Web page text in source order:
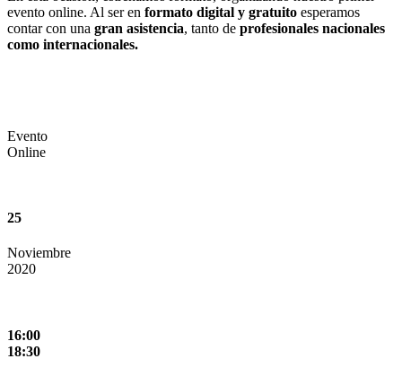
evento online. Al ser en formato digital y gratuito esperamos
contar con una gran asistencia, tanto de profesionales nacionales
como internacionales.
Evento
Online
25
Noviembre
2020
16:00
18:30